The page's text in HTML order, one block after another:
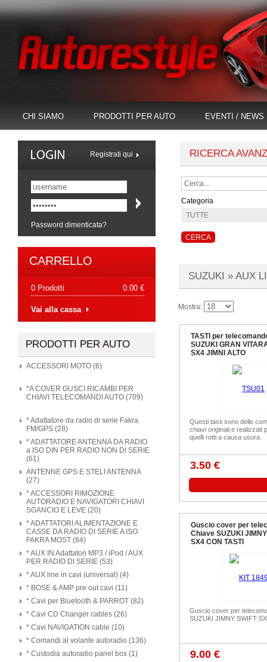
CHI SIAMO PRODOTTI PER AUTO EVENTI / NEWS
PRODOTTI PER AUTO
ACCESSORI MOTO (6)
*A COVER GUSCI RICAMBI PER
CHIAVI TELECOMANDI AUTO (709)
* Adattatore da radio di serie Fakra
FM/GPS (28)
* ADATTATORE ANTENNA DA RADIO
a ISO DIN PER RADIO NON DI SERIE
(61)
ANTENNE GPS E STELI ANTENNA
(27)
* ACCESSORI RIMOZIONE
AUTORADIO E NAVIGATORI CHIAVI
SGANCIO E LEVE (20)
* ADATTATORI ALIMENTAZIONE E
CASSE DA RADIO DI SERIE A ISO
FAKRA MOST (84)
* AUX IN Adattatori MP3 / iPod / AUX
PER RADIO DI SERIE (53)
* AUX line in cavi (universal) (4)
* BOSE & AMP pre out cavi (11)
* Cavi per Bluetooth & PARROT (82)
* Cavi CD Changer cables (26)
* Cavi NAVIGATION cable (10)
* Comandi al volante autoradio (136)
* Custodia autoradio panel box (1)
Password dimenticata?
Registrati qui
CARRELLO
0 Prodotti 0.00 €
Vai alla cassa
SUZUKI » AUX
RICERCA
Categoria
Mostra:
TASTI per
SUZUKI GRAN
SX4 JIMNI ALTO
Questi tasti sono delle
chiavi originali e realizzati
quelli rotti a causa usura.
3.50 €
Guscio cover per
Chiave SUZUKI
SX4 CON TASTI
Guscio cover per
SUZUKI JIMNY SWIFT
9.00 €